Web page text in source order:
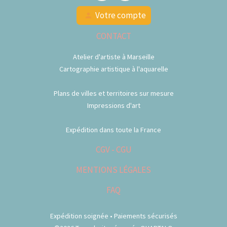
Votre compte
CONTACT
Atelier d'artiste à Marseille
Cartographie artistique à l'aquarelle
Plans de villes et territoires sur mesure
Impressions d'art
Expédition dans toute la France
CGV - CGU
MENTIONS LÉGALES
FAQ
Expédition soignée • Paiements sécurisés